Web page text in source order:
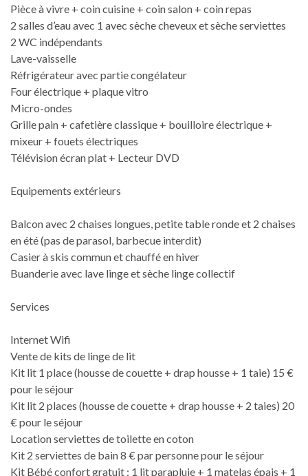
Pièce à vivre + coin cuisine + coin salon + coin repas
2 salles d’eau avec 1 avec sèche cheveux et sèche serviettes
2 WC indépendants
Lave-vaisselle
Réfrigérateur avec partie congélateur
Four électrique + plaque vitro
Micro-ondes
Grille pain + cafetière classique + bouilloire électrique +
mixeur + fouets électriques
Télévision écran plat + Lecteur DVD
Equipements extérieurs
Balcon avec 2 chaises longues, petite table ronde et 2 chaises
en été (pas de parasol, barbecue interdit)
Casier à skis commun et chauffé en hiver
Buanderie avec lave linge et sèche linge collectif
Services
Internet Wifi
Vente de kits de linge de lit
Kit lit 1 place (housse de couette + drap housse + 1 taie) 15 €
pour le séjour
Kit lit 2 places (housse de couette + drap housse + 2 taies) 20
€ pour le séjour
Location serviettes de toilette en coton
Kit 2 serviettes de bain 8 € par personne pour le séjour
Kit Bébé confort gratuit : 1 lit parapluie + 1 matelas épais + 1